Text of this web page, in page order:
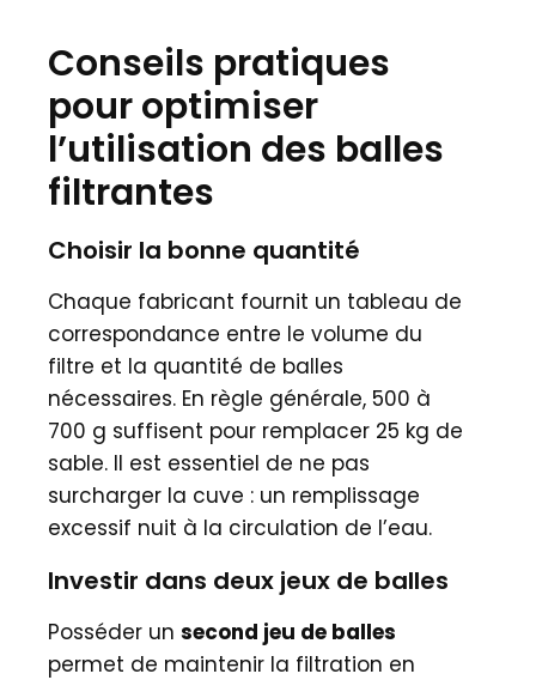
Conseils pratiques
pour optimiser
l’utilisation des balles
filtrantes
Choisir la bonne quantité
Chaque fabricant fournit un tableau de
correspondance entre le volume du
filtre et la quantité de balles
nécessaires. En règle générale, 500 à
700 g suffisent pour remplacer 25 kg de
sable. Il est essentiel de ne pas
surcharger la cuve : un remplissage
excessif nuit à la circulation de l’eau.
Investir dans deux jeux de balles
Posséder un second jeu de balles
permet de maintenir la filtration en